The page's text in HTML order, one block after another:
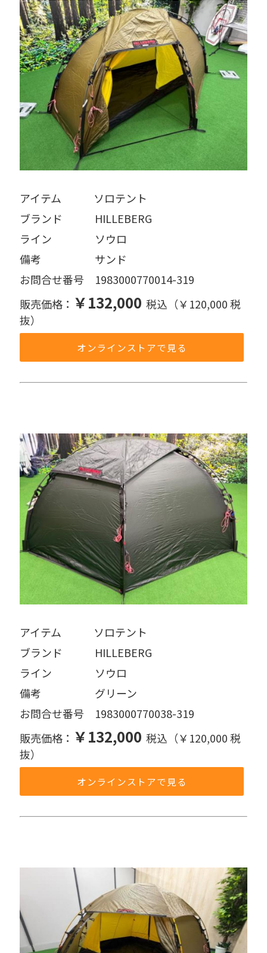
アイテム   ソロテント
ブランド   HILLEBERG
ライン    ソウロ
備考     サンド
お問合せ番号 1983000770014-319
販売価格： ￥132,000 税込（￥120,000 税
抜）
オンラインストアで見る
アイテム   ソロテント
ブランド   HILLEBERG
ライン    ソウロ
備考     グリーン
お問合せ番号 1983000770038-319
販売価格： ￥132,000 税込（￥120,000 税
抜）
オンラインストアで見る